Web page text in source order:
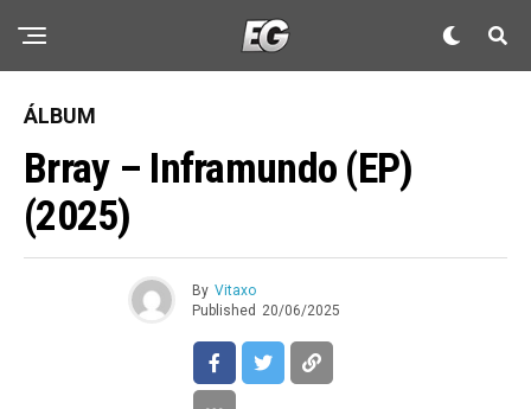
ÁLBUM
Brray – Inframundo (EP)
(2025)
By Vitaxo
Published 20/06/2025